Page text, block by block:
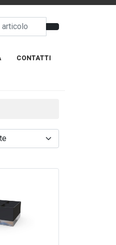
CONTATTI